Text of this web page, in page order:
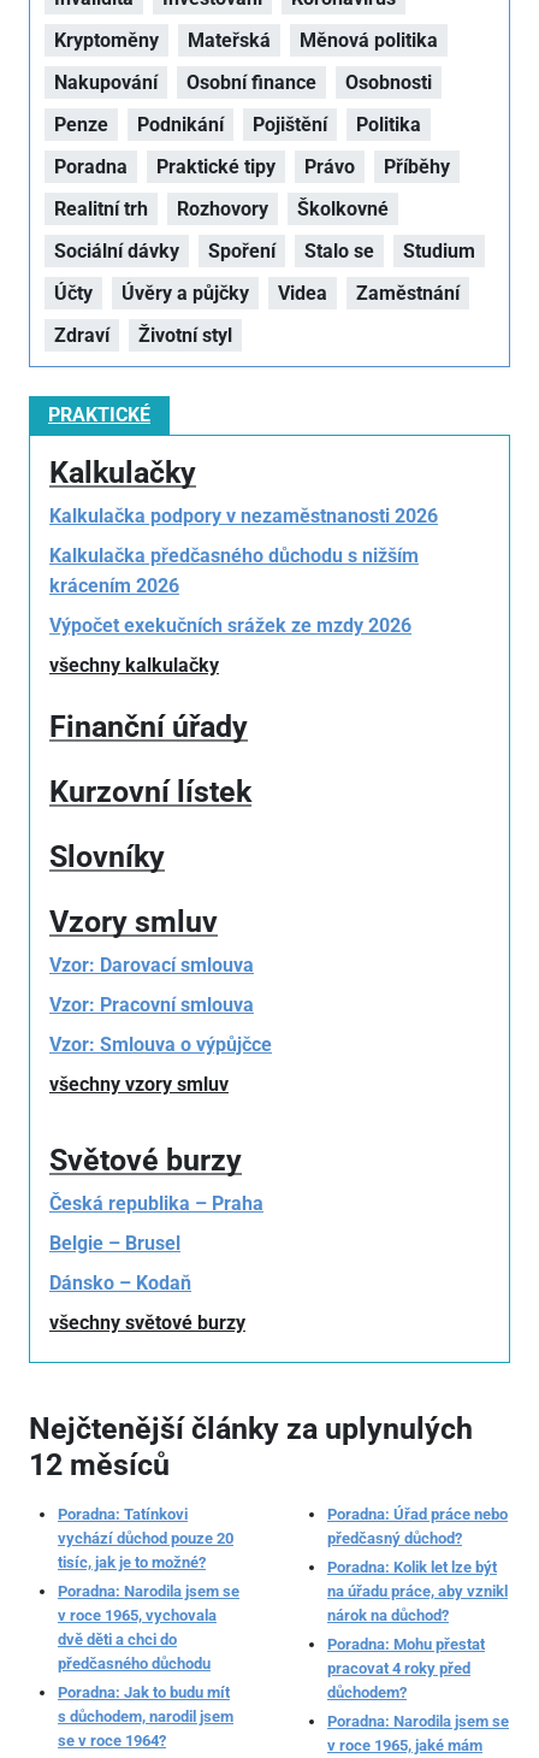
Kryptoměny
Mateřská
Měnová politika
Nakupování
Osobní finance
Osobnosti
Penze
Podnikání Pojištění
Politika
Poradna
Praktické tipy Právo
Příběhy
Realitní trh
Rozhovory
Školkovné
Sociální dávky
Spoření Stalo se
Studium
Účty
Úvěry a půjčky Videa
Zaměstnání
Zdraví
Životní styl
PRAKTICKÉ
Kalkulačky
Kalkulačka podpory v nezaměstnanosti 2026
Kalkulačka předčasného důchodu s nižším
krácením 2026
Výpočet exekučních srážek ze mzdy 2026
všechny kalkulačky
Finanční úřady
Kurzovní lístek
Slovníky
Vzory smluv
Vzor: Darovací smlouva
Vzor: Pracovní smlouva
Vzor: Smlouva o výpůjčce
všechny vzory smluv
Světové burzy
Česká republika – Praha
Belgie – Brusel
Dánsko – Kodaň
všechny světové burzy
Nejčtenější články za uplynulých
12 měsíců
Poradna: Tatínkovi
vychází důchod pouze 20
tisíc, jak je to možné?
Poradna: Narodila jsem se
v roce 1965, vychovala
dvě děti a chci do
předčasného důchodu
Poradna: Jak to budu mít
s důchodem, narodil jsem
se v roce 1964?
Poradna: Úřad práce nebo
předčasný důchod?
Poradna: Kolik let lze být
na úřadu práce, aby vznikl
nárok na důchod?
Poradna: Mohu přestat
pracovat 4 roky před
důchodem?
Poradna: Narodila jsem se
v roce 1965, jaké mám